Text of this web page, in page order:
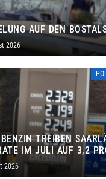
AUF DEN
2026
TREIBEN
IM JULI AUF 3,2
2026